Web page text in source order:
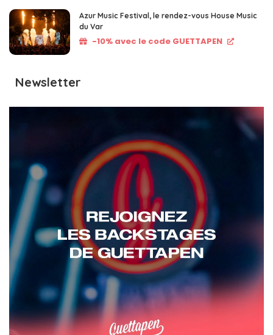
Azur Music Festival, le rendez-vous House Music
du Var
-10% avec le code GUETTAPEN
Newsletter